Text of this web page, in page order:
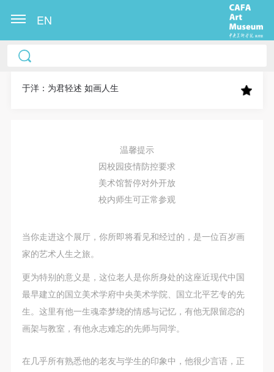
EN
于洋：为君轻述 如画人生
温馨提示
因校园疫情防控要求
美术馆暂停对外开放
校内师生可正常参观
当你走进这个展厅，你所即将看见和经过的，是一位百岁画
家的艺术人生之旅。
更为特别的意义是，这位老人是你所身处的这座近现代中国
最早建立的国立美术学府中央美术学院、国立北平艺专的先
生。这里有他一生魂牵梦绕的情感与记忆，有他无限留恋的
画架与教室，有他永志难忘的先师与同学。
在几乎所有熟悉他的老友与学生的印象中，他很少言语，正
中央美术学院美术馆出版授权协议书
称“CAFAM”），愿意将本人参与中央美术学院美术馆
作发表、出版。中央美术学院可以以电子、网络及其
它数字媒体形式公开出版，并同意编入《中国知识资
源总库》《中央美术学院资料库》《中央美术学院美
关“章程”规定享受相关权益。
中央美术学院美术馆活动安全免责协议书
第一条
本次活动公平公正、自愿参加与退出、风险与责任自
负的原则。但活动有风险，参加者应有必要的风险意
识。
参加本次活动者必须遵守中华人民共和国的相关法
中央美术学院美术馆出版授权协议书
称“CAFAM”），愿意将本人参与中央美术学院美术馆
作发表、出版。中央美术学院可以以电子、网络及其
它数字媒体形式公开出版，并同意编入《中国知识资
源总库》《中央美术学院资料库》《中央美术学院美
关“章程”规定享受相关权益。
中央美术学院美术馆活动安全免责协议书
第一条
本次活动公平公正、自愿参加与退出、风险与责任自
负的原则。但活动有风险，参加者应有必要的风险意
识。
参加本次活动者必须遵守中华人民共和国的相关法
中央美术学院美术馆出版授权协议书
称“CAFAM”），愿意将本人参与中央美术学院美术馆
作发表、出版。中央美术学院可以以电子、网络及其
它数字媒体形式公开出版，并同意编入《中国知识资
源总库》《中央美术学院资料库》《中央美术学院美
关“章程”规定享受相关权益。
中央美术学院美术馆活动安全免责协议书
第一条
本次活动公平公正、自愿参加与退出、风险与责任自
负的原则。但活动有风险，参加者应有必要的风险意
识。
参加本次活动者必须遵守中华人民共和国的相关法